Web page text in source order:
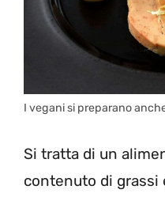
I vegani si preparano
Si tratta di un
contenuto di grassi